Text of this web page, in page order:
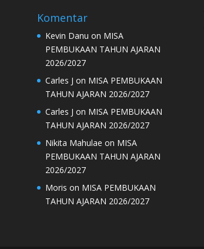
Komentar
Kevin Danu on MISA
PEMBUKAAN TAHUN AJARAN
2026/2027
Carles J on MISA PEMBUKAAN
TAHUN AJARAN 2026/2027
Carles J on MISA PEMBUKAAN
TAHUN AJARAN 2026/2027
Nikita Mahulae on MISA
PEMBUKAAN TAHUN AJARAN
2026/2027
Moris on MISA PEMBUKAAN
TAHUN AJARAN 2026/2027